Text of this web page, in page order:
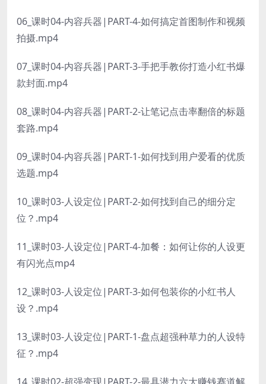
06_课时04-内容兵器|PART-4-如何搞定首图制作和视频
拍摄.mp4
07_课时04-内容兵器|PART-3-手把手教你打造小红书爆
款封面.mp4
08_课时04-内容兵器|PART-2-让笔记点击率翻倍的标题
套路.mp4
09_课时04-内容兵器|PART-1-如何找到用户爱看的优质
选题.mp4
10_课时03-人设定位|PART-2-如何找到自己的细分定
位？.mp4
11_课时03-人设定位|PART-4-加餐：如何让你的人设更
有闪光点mp4
12_课时03-人设定位|PART-3-如何包装你的小红书人
设？.mp4
13_课时03-人设定位|PART-1-盘点超强种草力的人设特
征？.mp4
14_课时02-超强变现|PART-2-最具潜力六大赚钱赛道解